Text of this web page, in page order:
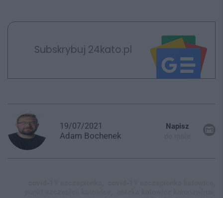
Subskrybuj 24kato.pl
19/07/2021
Adam Bochenek
Napisz